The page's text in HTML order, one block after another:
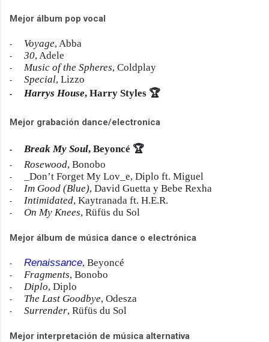
Mejor álbum pop vocal
- Voyage, Abba
- 30, Adele
- Music of the Spheres, Coldplay
- Special, Lizzo
- Harrys House, Harry Styles 🏆
Mejor grabación dance/electronica
- Break My Soul, Beyoncé 🏆
- Rosewood, Bonobo
- _Don’t Forget My Lov_e, Diplo ft. Miguel
- Im Good (Blue), David Guetta y Bebe Rexha
- Intimidated, Kaytranada ft. H.E.R.
- On My Knees, Rüfüs du Sol
Mejor álbum de música dance o electrónica
- Renaissance, Beyoncé
- Fragments, Bonobo
- Diplo, Diplo
- The Last Goodbye, Odesza
- Surrender, Rüfüs du Sol
Mejor interpretación de música alternativa